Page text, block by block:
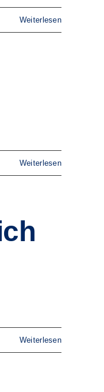
Weiterlesen
Weiterlesen
Weiterlesen